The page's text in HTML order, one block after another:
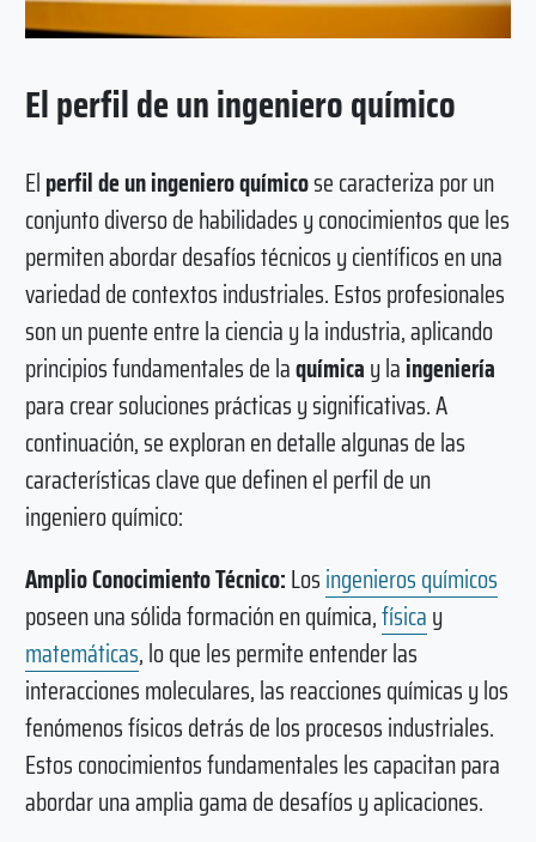
El perfil de un ingeniero químico
Elperfil de un ingeniero químicose caracteriza por un
conjunto diverso de habilidades y conocimientos que les
permiten abordar desafíos técnicos y científicos en una
variedad de contextos industriales. Estos profesionales
son un puente entre la ciencia y la industria, aplicando
principios fundamentales de laquímicay laingeniería
para crear soluciones prácticas y significativas. A
continuación, se exploran en detalle algunas de las
características clave que definen el perfil de un
ingeniero químico:
Amplio Conocimiento Técnico:Losingenieros químicos
poseen una sólida formación en química,físicay
matemáticas, lo que les permite entender las
interacciones moleculares, las reacciones químicas y los
fenómenos físicos detrás de los procesos industriales.
Estos conocimientos fundamentales les capacitan para
abordar una amplia gama de desafíos y aplicaciones.